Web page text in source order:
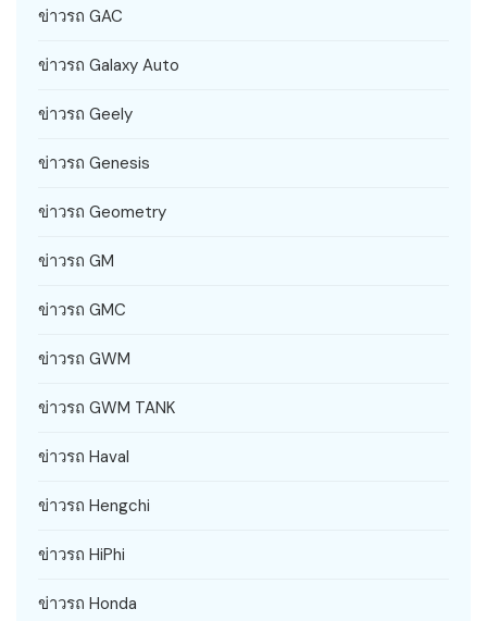
ข่าวรถ GAC
ข่าวรถ Galaxy Auto
ข่าวรถ Geely
ข่าวรถ Genesis
ข่าวรถ Geometry
ข่าวรถ GM
ข่าวรถ GMC
ข่าวรถ GWM
ข่าวรถ GWM TANK
ข่าวรถ Haval
ข่าวรถ Hengchi
ข่าวรถ HiPhi
ข่าวรถ Honda